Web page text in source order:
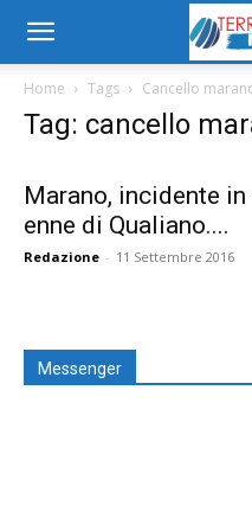
Home Tags Cancello
Tag: cancello
Marano, incidente in
enne di Qualiano....
Redazione - 11 Settembre 2016
Messenger